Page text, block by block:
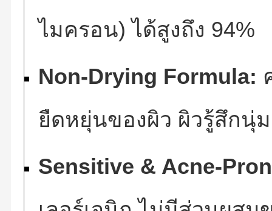
ไมครอน) ได้สูงถึง 94%
Non-Drying Formula:
ยืดหยุ่นของผิว ผิวรู้สึกนุ่
Sensitive & Acne-